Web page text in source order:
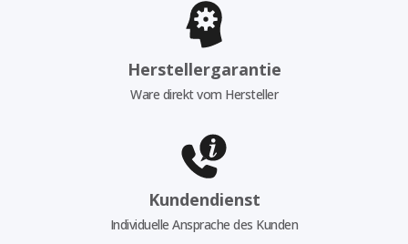
Herstellergarantie
Ware direkt vom Hersteller
Kundendienst
Individuelle Ansprache des Kunden